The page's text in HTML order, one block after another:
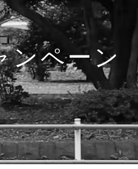
ンペーン